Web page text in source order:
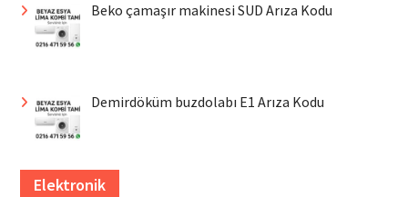
Beko çamaşır makinesi SUD Arıza Kodu
Demirdöküm buzdolabı E1 Arıza Kodu
Elektronik